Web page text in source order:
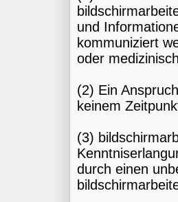
und
kommuniziert
oder
(2) Ein
keinem
(3)
durch einen